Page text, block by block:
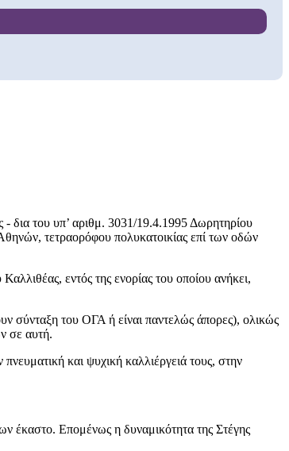
- δια του υπ’ αριθμ. 3031/19.4.1995 Δωρητηρίου
τετραορόφου πολυκατοικίας επί των οδών
εντός της ενορίας του οποίου ανήκει,
σύνταξη του ΟΓΑ ή είναι παντελώς άπορες), ολικώς
σε αυτή.
και ψυχική καλλιέργειά τους, στην
έκαστο. Επομένως η δυναμικότητα της Στέγης